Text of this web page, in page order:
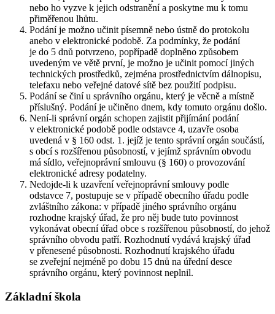
nebo ho vyzve k jejich odstranění a poskytne mu k tomu
přiměřenou lhůtu.
Podání je možno učinit písemně nebo ústně do protokolu
anebo v elektronické podobě. Za podmínky, že podání
je do 5 dnů potvrzeno, popřípadě doplněno způsobem
uvedeným ve větě první, je možno je učinit pomocí jiných
technických prostředků, zejména prostřednictvím dálnopisu,
telefaxu nebo veřejné datové sítě bez použití podpisu.
Podání se činí u správního orgánu, který je věcně a místně
příslušný. Podání je učiněno dnem, kdy tomuto orgánu došlo.
Není-li správní orgán schopen zajistit přijímání podání
v elektronické podobě podle odstavce 4, uzavře osoba
uvedená v § 160 odst. 1. jejíž je tento správní orgán součástí,
s obcí s rozšířenou působností, v jejímž správním obvodu
má sídlo, veřejnoprávní smlouvu (§ 160) o provozování
elektronické adresy podatelny.
Nedojde-li k uzavření veřejnoprávní smlouvy podle
odstavce 7, postupuje se v případě obecního úřadu podle
zvláštního zákona: v případě jiného správního orgánu
rozhodne krajský úřad, že pro něj bude tuto povinnost
vykonávat obecní úřad obce s rozšířenou působností, do jehož
správního obvodu patří. Rozhodnutí vydává krajský úřad
v přenesené působnosti. Rozhodnutí krajského úřadu
se zveřejní nejméně po dobu 15 dnů na úřední desce
správního orgánu, který povinnost neplnil.
Základní škola